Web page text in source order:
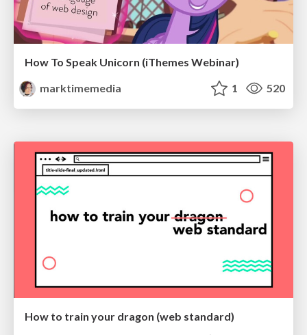
How To Speak Unicorn (iThemes Webinar)
marktimemedia
1 520
How to train your dragon (web standard)